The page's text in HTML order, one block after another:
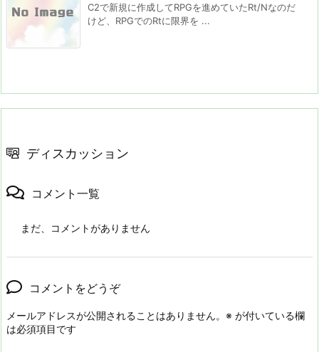
C2で新規に作成してRPGを進めていたRt/Nなのだ
けど、RPGでのRtに限界を ...
ディスカッション
コメント一覧
まだ、コメントがありません
コメントをどうぞ
メールアドレスが公開されることはありません。 ※ が付いている欄
は必須項目です